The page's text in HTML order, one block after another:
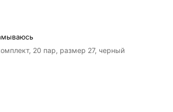
20 пар, размер 27, черный